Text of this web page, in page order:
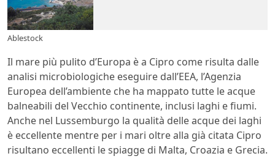
Ablestock
Il mare più pulito d’Europa è a Cipro come risulta dalle
analisi microbiologiche eseguire dall’EEA, l’Agenzia
Europea dell’ambiente che ha mappato tutte le acque
balneabili del Vecchio continente, inclusi laghi e fiumi.
Anche nel Lussemburgo la qualità delle acque dei laghi
è eccellente mentre per i mari oltre alla già citata Cipro
risultano eccellenti le spiagge di Malta, Croazia e Grecia.